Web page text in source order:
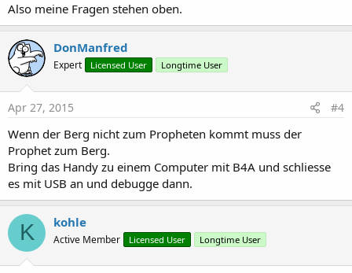
Also meine Fragen stehen oben.
DonManfred
Expert Licensed User Longtime User
Apr 27, 2015 #4
Wenn der Berg nicht zum Propheten kommt muss der
Prophet zum Berg.
Bring das Handy zu einem Computer mit B4A und schliesse
es mit USB an und debugge dann.
K kohle
Active Member Licensed User Longtime User